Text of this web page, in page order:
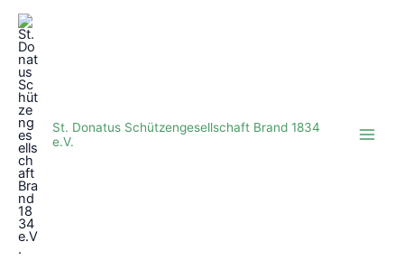
Zum
Inhalt
springen
St. Donatus Schützengesellschaft Brand 1834
e.V.